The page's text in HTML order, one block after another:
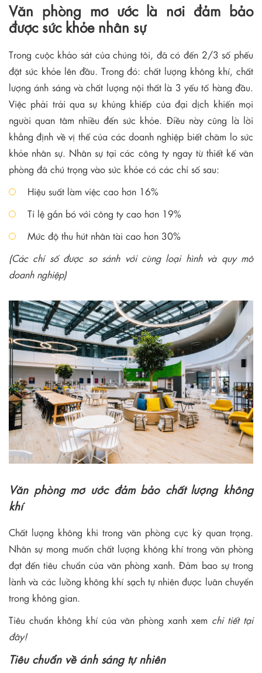
Văn phòng mơ ước là nơi đảm bảo
được sức khỏe nhân sự
Trong cuộc khảo sát của chúng tôi, đã có đến 2/3 số phếu
đặt sức khỏe lên đầu. Trong đó: chất lượng không khí, chất
lượng ánh sáng và chất lượng nội thất là 3 yếu tố hàng đầu.
Việc phải trải qua sự khủng khiếp của đại dịch khiến mọi
người quan tâm nhiều đến sức khỏe. Điều này cũng là lời
khẳng định về vị thế của các doanh nghiệp biết chăm lo sức
khỏe nhân sự. Nhân sự tại các công ty ngay từ thiết kế văn
phòng đã chú trọng vào sức khỏe có các chỉ số sau:
Hiệu suất làm việc cao hơn 16%
Tỉ lệ gắn bó với công ty cao hơn 19%
Mức độ thu hút nhân tài cao hơn 30%
(Các chỉ số được so sánh với cùng loại hình và quy mô
doanh nghiệp)
Văn phòng mơ ước đảm bảo chất lượng không
khí
Chất lượng không khi trong văn phòng cực kỳ quan trọng.
Nhân sự mong muốn chất lượng không khí trong văn phòng
đạt đến tiêu chuẩn của văn phòng xanh. Đảm bao sự trong
lành và các luồng không khí sạch tự nhiên được luân chuyển
trong không gian.
Tiêu chuẩn không khí của văn phòng xanh xem chi tiết tại
đây!
Tiêu chuẩn về ánh sáng tự nhiên